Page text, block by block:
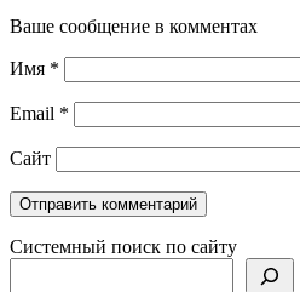
Ваше сообщение в комментах
Имя *
Email *
Сайт
Системный поиск по сайту